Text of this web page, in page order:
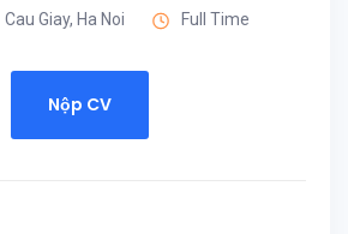
Cau Giay, Ha Noi Full Time
Nộp CV